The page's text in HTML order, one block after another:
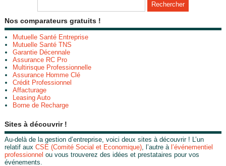
Nos comparateurs gratuits !
Mutuelle Santé Entreprise
Mutuelle Santé TNS
Garantie Décennale
Assurance RC Pro
Multirisque Professionnelle
Assurance Homme Clé
Crédit Professionnel
Affacturage
Leasing Auto
Borne de Recharge
Sites à découvrir !
Au-delà de la gestion d’entreprise, voici deux sites à découvrir ! L’un
relatif aux CSE (Comité Social et Economique), l’autre à l’événementiel
professionnel ou vous trouverez des idées et prestataires pour vos
événements.